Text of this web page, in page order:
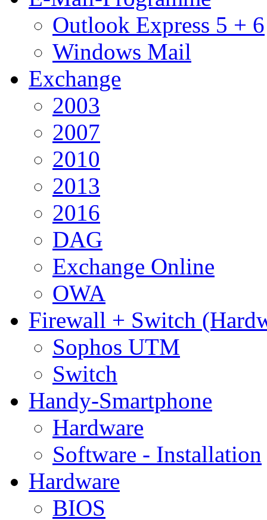
Outlook Express 5 + 6
Windows Mail
Exchange
2003
2007
2010
2013
2016
DAG
Exchange Online
OWA
Firewall + Switch
Sophos UTM
Switch
Handy-Smartphone
Hardware
Software - Installation
Hardware
BIOS